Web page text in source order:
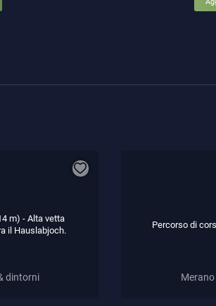
m) - Alta vetta
il Hauslabjoch.
dintorni
Percorso di